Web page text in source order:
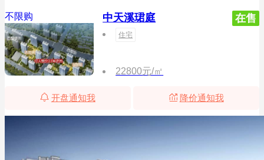
不限购 中天溪珺庭 在售
住宅
22800元/㎡
开盘通知我 降价通知我